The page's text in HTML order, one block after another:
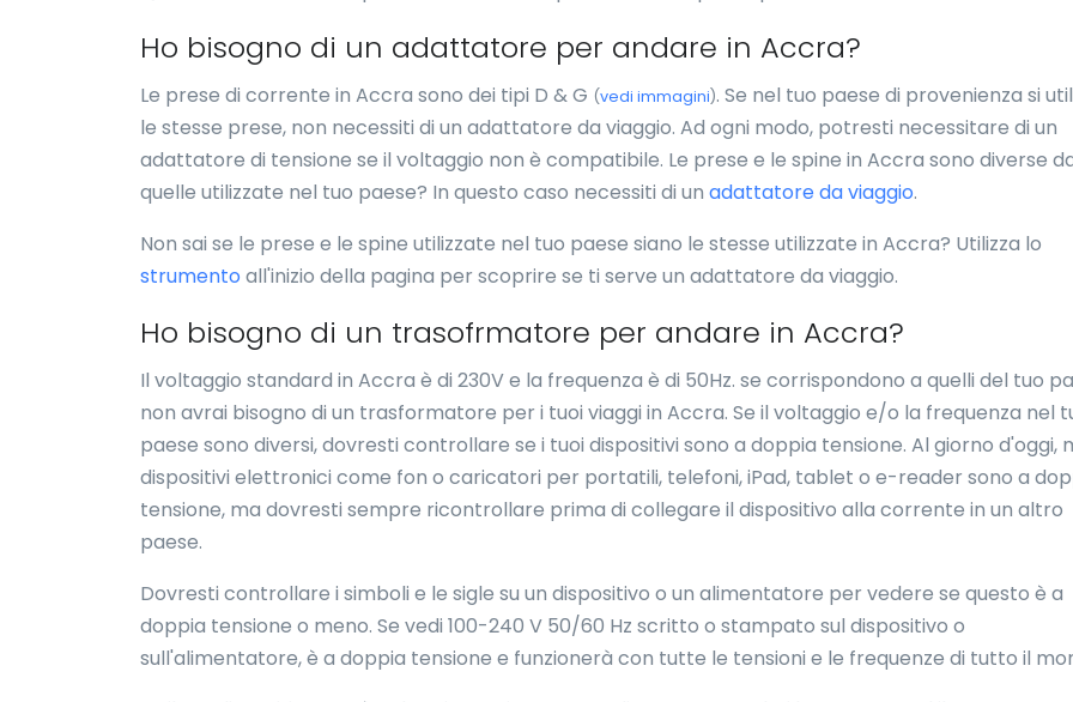
Ho bisogno di un adattatore per andare in Accra?
Le prese di corrente in Accra sono dei tipi D & G (vedi immagini). Se nel tuo paese di provenienza si
le stesse prese, non necessiti di un adattatore da viaggio. Ad ogni modo, potresti necessitare di un
adattatore di tensione se il voltaggio non è compatibile. Le prese e le spine in Accra sono diverse
quelle utilizzate nel tuo paese? In questo caso necessiti di un adattatore da viaggio.
Non sai se le prese e le spine utilizzate nel tuo paese siano le stesse utilizzate in Accra? Utilizza lo
strumento all'inizio della pagina per scoprire se ti serve un adattatore da viaggio.
Ho bisogno di un trasofrmatore per andare in Accra?
Il voltaggio standard in Accra è di 230V e la frequenza è di 50Hz. se corrispondono a quelli del tuo
non avrai bisogno di un trasformatore per i tuoi viaggi in Accra. Se il voltaggio e/o la frequenza nel
paese sono diversi, dovresti controllare se i tuoi dispositivi sono a doppia tensione. Al giorno d'oggi,
dispositivi elettronici come fon o caricatori per portatili, telefoni, iPad, tablet o e-reader sono a
tensione, ma dovresti sempre ricontrollare prima di collegare il dispositivo alla corrente in un altro
paese.
Dovresti controllare i simboli e le sigle su un dispositivo o un alimentatore per vedere se questo è a
doppia tensione o meno. Se vedi 100-240 V 50/60 Hz scritto o stampato sul dispositivo o
sull'alimentatore, è a doppia tensione e funzionerà con tutte le tensioni e le frequenze di tutto il